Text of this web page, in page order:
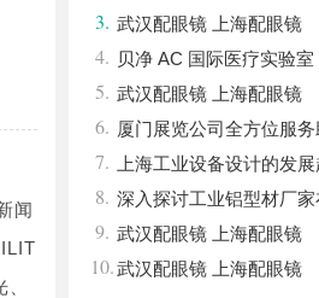
闻
钱，ai却天天给他免费派单？
3. 武汉配眼镜 上海配眼镜
4. 贝净 AC 国际医疗实验
体系全解析
5. 武汉配眼镜 上海配眼镜
6. 厦门展览公司全方位服
打造与市场开拓
7.
上海工业设备设计的发
践探索
8. 深入探讨工业铝型材厂
中的重要角色与发展趋势
9. 武汉配眼镜 上海配眼镜
10.武汉配眼镜 上海配眼镜